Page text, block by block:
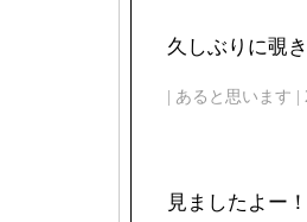
久しぶりに覗
| あると思います |
見ましたよー！